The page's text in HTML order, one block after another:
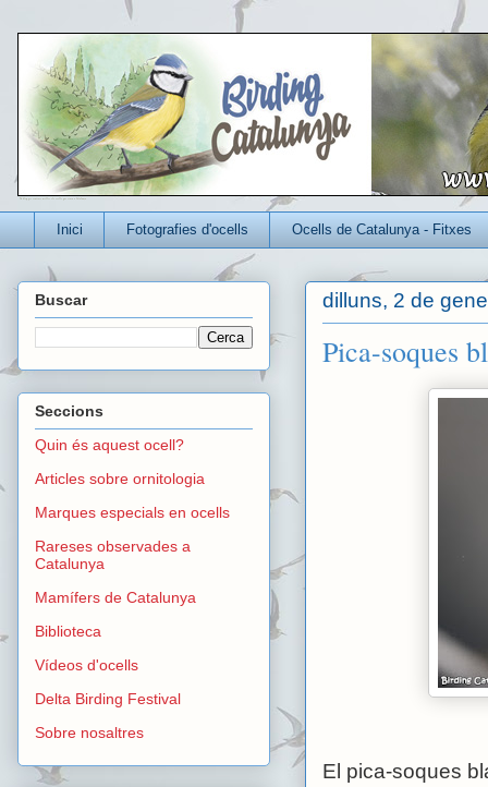
Un blog per conèixer millor els ocells que viuen a Catalunya
Inici Fotografies d'ocells Ocells de Catalunya - Fitxes
dilluns, 2 de
Pica-soques
El pica-soques
Buscar
Seccions
Quin és aquest ocell?
Articles sobre ornitologia
Marques especials en ocells
Rareses observades a
Catalunya
Mamífers de Catalunya
Biblioteca
Vídeos d'ocells
Delta Birding Festival
Sobre nosaltres